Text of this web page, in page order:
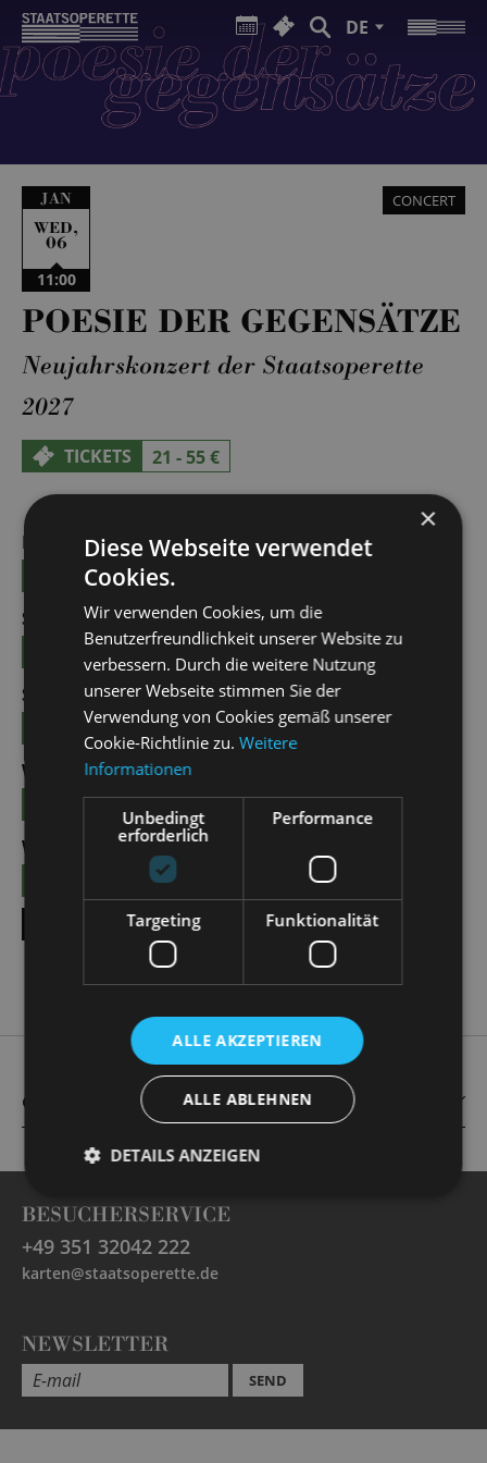
DE
JAN
WED,
06
11:00
CONCERT
POESIE DER GEGENSÄTZE
Neujahrskonzert der Staatsoperette
2027
TICKETS 21 - 55 €
FRI | 01.01.2027 | 15:00
TICKETS
23 - 69 €
SAT | 02.01.2027 | 19:30
TICKETS
21 - 55 €
SUN | 03.01.2027 | 15:00
TICKETS
21 - 55 €
WED | 06.01.2027 | 11:00
TICKETS
21 - 55 €
WED | 06.01.2027 | 19:30
21 - 55 €
SHOW ALL DATES
CAST
BESUCHERSERVICE
+49 351 32042 222
karten@staatsoperette.de
NEWSLETTER
SEND
×
Diese Webseite verwendet
Cookies.
Wir verwenden Cookies, um die
Benutzerfreundlichkeit unserer Website zu
verbessern. Durch die weitere Nutzung
unserer Webseite stimmen Sie der
Verwendung von Cookies gemäß unserer
Cookie-Richtlinie zu.Weitere
Informationen
Unbedingt
erforderlich
Performance
Targeting Funktionalität
ALLE AKZEPTIEREN
ALLE ABLEHNEN
DETAILS ANZEIGEN